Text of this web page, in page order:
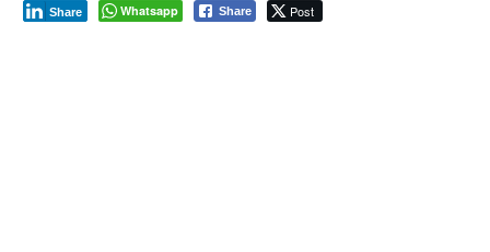
Whatsapp Share Post
Share